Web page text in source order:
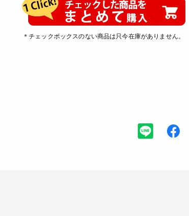
＊チェックボックスのない商品は只今在庫がありません。